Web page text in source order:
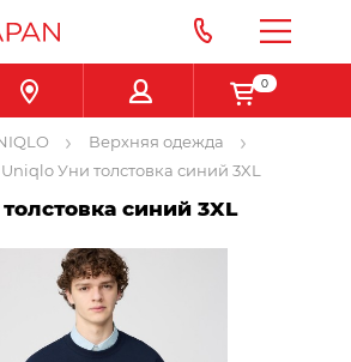
0
Верхняя одежда
Uniqlo Уни толстовка синий 3XL
синий 3XL